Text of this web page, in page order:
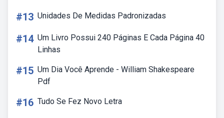
#13 Unidades De Medidas Padronizadas
#14 Um Livro Possui 240 Páginas E Cada Página 40
Linhas
#15 Um Dia Você Aprende - William Shakespeare
Pdf
#16 Tudo Se Fez Novo Letra